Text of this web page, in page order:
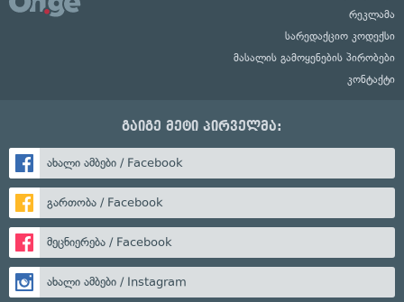
რეკლამა
სარედაქციო კოდექსი
მასალის გამოყენების პირობები
კონტაქტი
გაიგე მეტი პირველმა:
ახალი ამბები / Facebook
გართობა / Facebook
მეცნიერება / Facebook
ახალი ამბები / Instagram